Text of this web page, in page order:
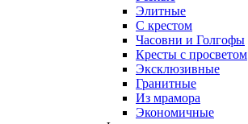
Элитные
С крестом
Часовни и Голгофы
Кресты с просветом
Эксклюзивные
Гранитные
Из мрамора
Экономичные